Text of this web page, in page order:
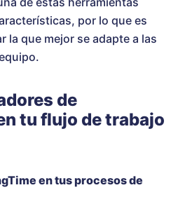
por lo que es
la que mejor se adapte a las
de
tu flujo de trabajo
en tus procesos de